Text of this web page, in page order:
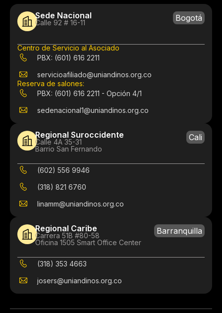
Sede Nacional
Calle 92 # 16-11 Bogotá
Centro de Servicio al Asociado
PBX: (601) 616 2211
servicioafiliado@uniandinos.org.co
Reserva de salones:
PBX: (601) 616 2211 - Opción 4/1
sedenacional1@uniandinos.org.co
Regional Suroccidente
Calle 4A 35-31
Barrio San Fernando
Cali
(602) 556 9946
(318) 821 6760
linamm@uniandinos.org.co
Regional Caribe
Carrera 51B #80-58
Oficina 1505 Smart Office Center
Barranquilla
(318) 353 4663
josers@uniandinos.org.co